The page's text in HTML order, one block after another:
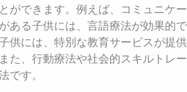
ができます。例えば、コミュニケー
ある子供には、言語療法が効果的で
供には、特別な教育サービスが提供
た、行動療法や社会的スキルトレー
です。